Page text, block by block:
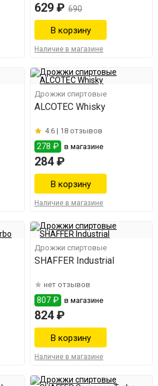
629 ₽ 690
Наличие в магазине
Дрожжи спиртовые
ALCOTEC Whisky
4.6 | 18 отзывов
278 ₽ в магазине
284 ₽
Наличие в магазине
Дрожжи спиртовые
SHAFFER Industrial
нет отзывов
807 ₽ в магазине
824 ₽
Наличие в магазине